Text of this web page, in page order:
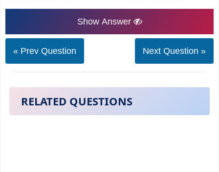
Show Answer
« Prev Question Next Question »
RELATED QUESTIONS